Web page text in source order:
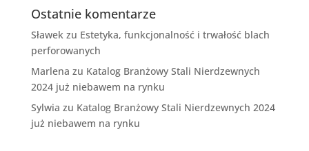
Ostatnie komentarze
Sławekzu Estetyka, funkcjonalność i trwałość blach
perforowanych
Marlena zu Katalog Branżowy Stali Nierdzewnych
2024 już niebawem na rynku
Sylwia zu Katalog Branżowy Stali Nierdzewnych 2024
już niebawem na rynku